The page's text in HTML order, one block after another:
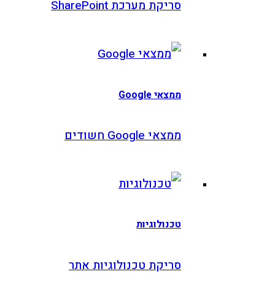
סריקת מערכת SharePoint
ממצאי Google חשודים
טכנולוגיות
סריקת טכנולוגיות אתר